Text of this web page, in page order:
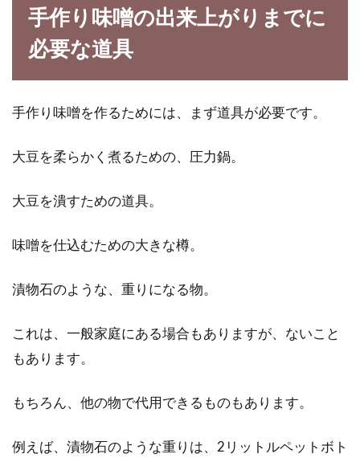
レシピ人気お菓子6選！
ちょっと甘いものが食べたいなという時はだれ
にでもありますよね。そんな時自分で好みのお
基本からアレンジまで可能
みなさんは、玄米を食事で摂り入れています
ですね。この3点があるだけで十分といえるほ
手作り味噌の出来上がりまでに
必要な道具
手作り味噌を作るためには、まず道具が必要です。
大豆を柔らかく煮るための、圧力鍋。
大豆を潰すための道具。
味噌を仕込むための大きな樽。
漬物石のような、重りになる物。
これは、一般家庭にある場合もありますが、ないこと
もあります。
もちろん、他の物で代用できるものもあります。
例えば、漬物石のような重りは、2リットルペットボト